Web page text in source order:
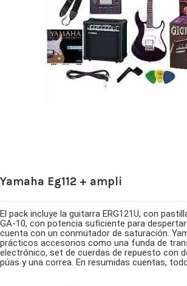
Yamaha Eg112 + ampli
El pack incluye la guitarra ERG121U, con
GA-10, con potencia suficiente para
cuenta con un conmutador de saturación.
prácticos accesorios como una funda de
electrónico, set de cuerdas de repuesto con
púas y una correa. En resumidas cuentas,